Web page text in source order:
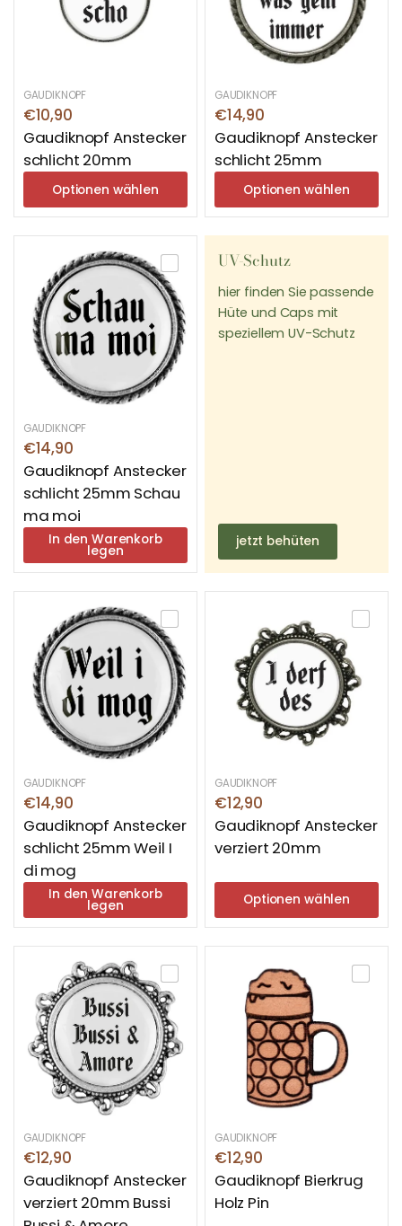
GAUDIKNOPF
€10,90
Gaudiknopf Anstecker
schlicht 20mm
Optionen wählen
GAUDIKNOPF
€14,90
Gaudiknopf Anstecker
schlicht 25mm
Optionen wählen
GAUDIKNOPF
€14,90
Gaudiknopf Anstecker
schlicht 25mm Schau
ma moi
In den Warenkorb
legen
UV-Schutz
hier finden Sie passende
Hüte und Caps mit
speziellem UV-Schutz
jetzt behüten
GAUDIKNOPF
€14,90
Gaudiknopf Anstecker
schlicht 25mm Weil I
di mog
In den Warenkorb
legen
GAUDIKNOPF
€12,90
Gaudiknopf Anstecker
verziert 20mm
Optionen wählen
GAUDIKNOPF
€12,90
Gaudiknopf Anstecker
verziert 20mm Bussi
GAUDIKNOPF
€12,90
Gaudiknopf Bierkrug
Holz Pin